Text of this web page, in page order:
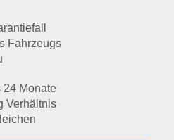
Fahrzeugs
Monate
Verhältnis